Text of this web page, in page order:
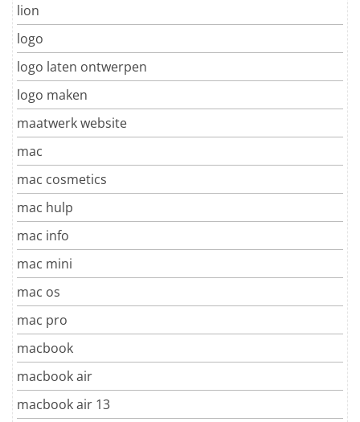
lion
logo
logo laten ontwerpen
logo maken
maatwerk website
mac
mac cosmetics
mac hulp
mac info
mac mini
mac os
mac pro
macbook
macbook air
macbook air 13